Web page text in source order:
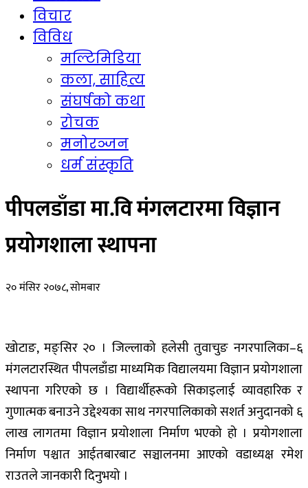
विचार
विविध
मल्टिमिडिया
कला, साहित्य
संघर्षको कथा
रोचक
मनोरञ्जन
धर्म संस्कृति
पीपलडाँडा मा.वि मंगलटारमा विज्ञान
प्रयोगशाला स्थापना
२० मंसिर २०७८, सोमबार
खोटाङ, मङ्सिर २० । जिल्लाको हलेसी तुवाचुङ नगरपालिका–६
मंगलटारस्थित पीपलडाँडा माध्यमिक विद्यालयमा विज्ञान प्रयोगशाला
स्थापना गरिएको छ । विद्यार्थीहरूको सिकाइलाई व्यावहारिक र
गुणात्मक बनाउने उद्देश्यका साथ नगरपालिकाको सशर्त अनुदानको ६
लाख लागतमा विज्ञान प्रयोशाला निर्माण भएको हो । प्रयोगशाला
निर्माण पश्चात आईतबारबाट सञ्चालनमा आएको वडाध्यक्ष रमेश
राउतले जानकारी दिनुभयो ।